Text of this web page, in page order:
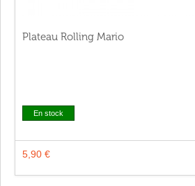
Plateau Rolling Mario
En stock
5,90 €